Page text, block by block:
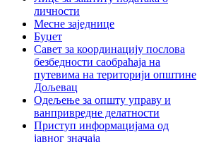
личности
Месне заједнице
Буџет
Савет за координацију послова
безбедности саобраћаја на
путевима на територији општине
Дољевац
Одељење за општу управу и
ванпривредне делатности
Приступ информацијама од
јавног значаја